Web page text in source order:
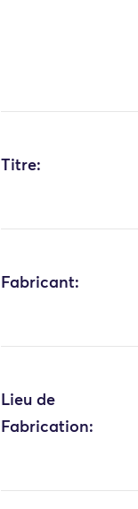
Titre:
Fabricant:
Lieu de
Fabrication: